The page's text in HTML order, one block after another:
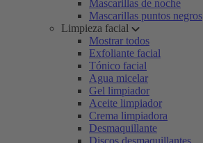
Mascarillas de noche
Mascarillas puntos negros
Limpieza facial
Mostrar todos
Exfoliante facial
Tónico facial
Agua micelar
Gel limpiador
Aceite limpiador
Crema limpiadora
Desmaquillante
Discos desmaquillantes